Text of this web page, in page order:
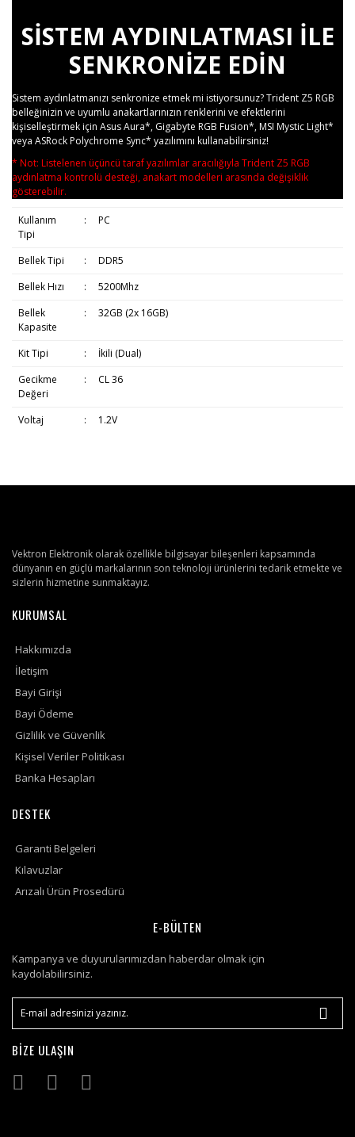
SISTEM AYDINLATMASI ILE
SENKRONIZE EDIN
Sistem aydınlatmanızı senkronize etmek mi istiyorsunuz? Trident Z5 RGB
belleğinizin ve uyumlu anakartlarınızın renklerini ve efektlerini
kişiselleştirmek için Asus Aura*, Gigabyte RGB Fusion*, MSI Mystic Light*
veya ASRock Polychrome Sync* yazılımını kullanabilirsiniz!
* Not: Listelenen üçüncü taraf yazılımlar aracılığıyla Trident Z5 RGB
aydınlatma kontrolü desteği, anakart modelleri arasında değişiklik
gösterebilir.
Kullanım
Tipi
: PC
Bellek Tipi :
DDR5
Bellek Hızı
:
5200Mhz
Bellek
Kapasite
: 32GB (2x 16GB)
Kit Tipi :
İkili (Dual)
Gecikme
Değeri
: CL 36
Voltaj : 1.2V
Vektron Elektronik olarak özellikle bilgisayar bileşenleri kapsamında
dünyanın en güçlü markalarının son teknoloji ürünlerini tedarik etmekte ve
sizlerin hizmetine sunmaktayız.
KURUMSAL
Hakkımızda
İletişim
Bayi Girişi
Bayi Ödeme
Gizlilik ve Güvenlik
Kişisel Veriler Politikası
Banka Hesapları
DESTEK
Garanti Belgeleri
Kılavuzlar
Arızalı Ürün Prosedürü
E-BÜLTEN
Kampanya ve duyurularımızdan haberdar olmak için
kaydolabilirsiniz.
BİZE ULAŞIN